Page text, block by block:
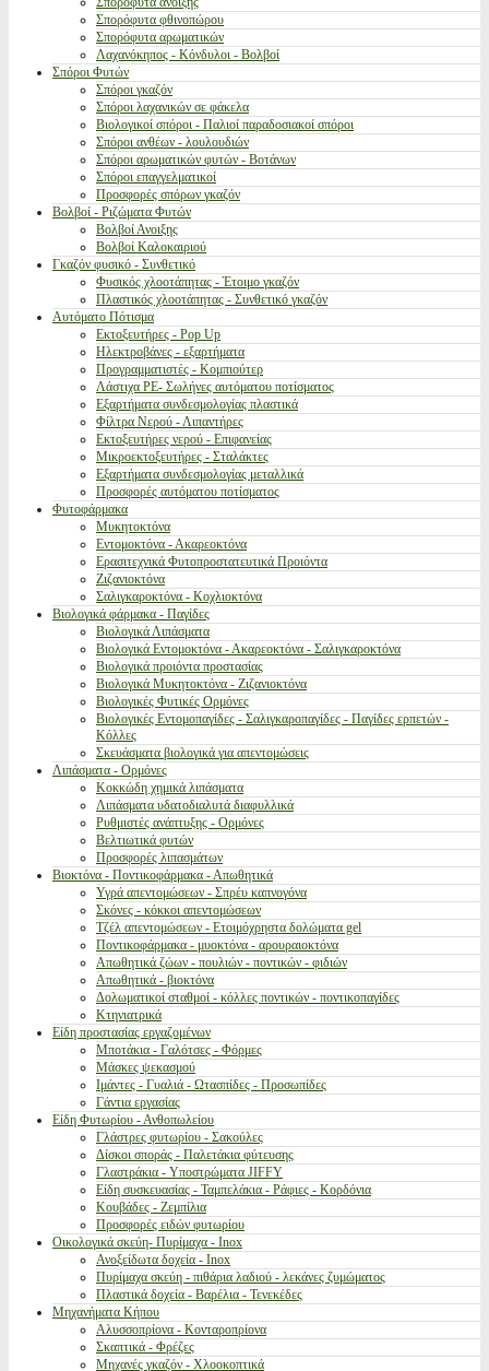
Σπορόφυτα φθινοπώρου
Σπορόφυτα αρωματικών
Λαχανόκηπος - Κόνδυλοι - Βολβοί
Σπόροι Φυτών
Σπόροι γκαζόν
Σπόροι λαχανικών σε φάκελα
Βιολογικοί σπόροι - Παλιοί παραδοσιακοί σπόροι
Σπόροι ανθέων - λουλουδιών
Σπόροι αρωματικών φυτών - Βοτάνων
Σπόροι επαγγελματικοί
Προσφορές σπόρων γκαζόν
Βολβοί - Ριζώματα Φυτών
Βολβοί Ανοιξης
Βολβοί Καλοκαιριού
Γκαζόν φυσικό - Συνθετικό
Φυσικός χλοοτάπητας - Έτοιμο γκαζόν
Πλαστικός χλοοτάπητας - Συνθετικό γκαζόν
Αυτόματο Πότισμα
Εκτοξευτήρες - Pop Up
Ηλεκτροβάνες - εξαρτήματα
Προγραμματιστές - Κομπιούτερ
Λάστιχα PE- Σωλήνες αυτόματου ποτίσματος
Εξαρτήματα συνδεσμολογίας πλαστικά
Φίλτρα Νερού - Λιπαντήρες
Εκτοξευτήρες νερού - Επιφανείας
Μικροεκτοξευτήρες - Σταλάκτες
Εξαρτήματα συνδεσμολογίας μεταλλικά
Προσφορές αυτόματου ποτίσματος
Φυτοφάρμακα
Μυκητοκτόνα
Εντομοκτόνα - Ακαρεοκτόνα
Ερασιτεχνικά Φυτοπροστατευτικά Προιόντα
Ζιζανιοκτόνα
Σαλιγκαροκτόνα - Κοχλιοκτόνα
Βιολογικά φάρμακα - Παγίδες
Βιολογικά Λιπάσματα
Βιολογικά Εντομοκτόνα - Ακαρεοκτόνα - Σαλιγκαροκτόνα
Βιολογικά προιόντα προστασίας
Βιολογικά Μυκητοκτόνα - Ζιζανιοκτόνα
Βιολογικές Φυτικές Ορμόνες
Βιολογικές Εντομοπαγίδες - Σαλιγκαροπαγίδες - Παγίδες ερπετών -
Κόλλες
Σκευάσματα βιολογικά για απεντομώσεις
Λιπάσματα - Ορμόνες
Κοκκώδη χημικά λιπάσματα
Λιπάσματα υδατοδιαλυτά διαφυλλικά
Ρυθμιστές ανάπτυξης - Ορμόνες
Βελτιωτικά φυτών
Προσφορές λιπασμάτων
Βιοκτόνα - Ποντικοφάρμακα - Απωθητικά
Υγρά απεντομώσεων - Σπρέυ καπνογόνα
Σκόνες - κόκκοι απεντομώσεων
Τζέλ απεντομώσεων - Ετοιμόχρηστα δολώματα gel
Ποντικοφάρμακα - μυοκτόνα - αρουραιοκτόνα
Απωθητικά ζώων - πουλιών - ποντικών - φιδιών
Απωθητικά - βιοκτόνα
Δολωματικοί σταθμοί - κόλλες ποντικών - ποντικοπαγίδες
Κτηνιατρικά
Είδη προστασίας εργαζομένων
Μποτάκια - Γαλότσες - Φόρμες
Μάσκες ψεκασμού
Ιμάντες - Γυαλιά - Ωτασπίδες - Προσωπίδες
Γάντια εργασίας
Είδη Φυτωρίου - Ανθοπωλείου
Γλάστρες φυτωρίου - Σακούλες
Δίσκοι σποράς - Παλετάκια φύτευσης
Γλαστράκια - Υποστρώματα JIFFY
Είδη συσκευασίας - Ταμπελάκια - Ράφιες - Κορδόνια
Κουβάδες - Ζεμπίλια
Προσφορές ειδών φυτωρίου
Οικολογικά σκεύη- Πυρίμαχα - Inox
Ανοξείδωτα δοχεία - Inox
Πυρίμαχα σκεύη - πιθάρια λαδιού - λεκάνες ζυμώματος
Πλαστικά δοχεία - Βαρέλια - Τενεκέδες
Μηχανήματα Κήπου
Αλυσσοπρίονα - Κονταροπρίονα
Σκαπτικά - Φρέζες
Μηχανές γκαζόν - Χλοοκοπτικά